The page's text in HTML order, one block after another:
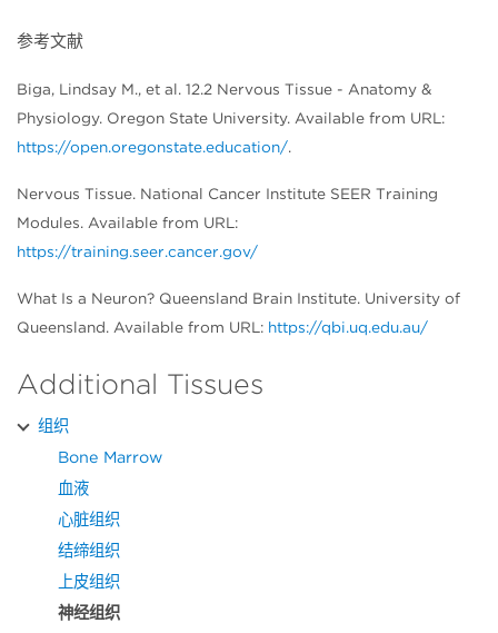
参考文献
Biga, Lindsay M., et al. 12.2 Nervous Tissue - Anatomy &
Physiology. Oregon State University. Available from URL:
https://open.oregonstate.education/.
Nervous Tissue. National Cancer Institute SEER Training
Modules. Available from URL:
https://training.seer.cancer.gov/
What Is a Neuron? Queensland Brain Institute. University of
Queensland. Available from URL: https://qbi.uq.edu.au/
Additional Tissues
组织
Bone Marrow
血液
心脏组织
结缔组织
上皮组织
神经组织